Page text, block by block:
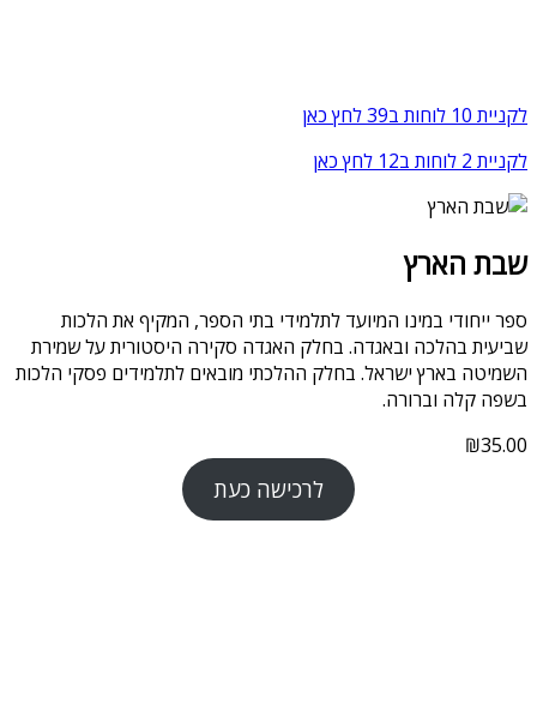
לקניית 10 לוחות ב39 לחץ כאן
לקניית 2 לוחות ב12 לחץ כאן
שבת הארץ
ספר ייחודי במינו המיועד לתלמידי בתי הספר, המקיף את הלכות
שביעית בהלכה ובאגדה. בחלק האגדה סקירה היסטורית על שמירת
השמיטה בארץ ישראל. בחלק ההלכתי מובאים לתלמידים פסקי הלכות
בשפה קלה וברורה.
₪35.00
לרכישה כעת